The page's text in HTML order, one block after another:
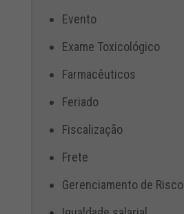
Evento
Exame Toxicológico
Farmacêuticos
Feriado
Fiscalização
Frete
Gerenciamento de Risco